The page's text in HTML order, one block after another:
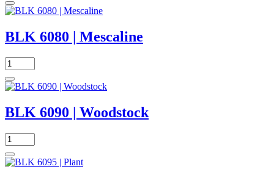
BLK 6080 | Mescaline
BLK 6090 | Woodstock